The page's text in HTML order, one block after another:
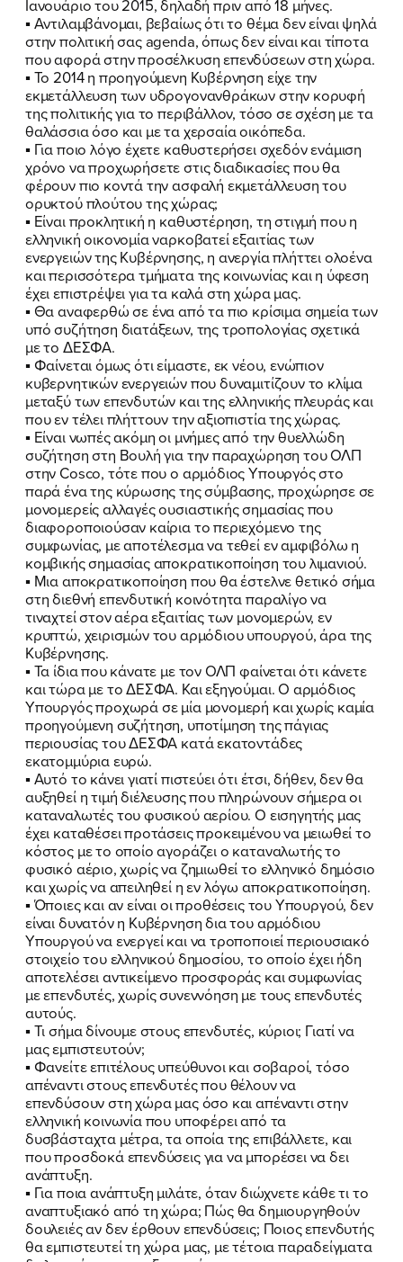
Ιανουάριο του 2015, δηλαδή πριν από 18 μήνες.
▪Αντιλαμβάνομαι, βεβαίως ότι το θέμα δεν είναι ψηλά
στην πολιτική σας agenda, όπως δεν είναι και τίποτα
που αφορά στην προσέλκυση επενδύσεων στη χώρα.
▪Το 2014 η προηγούμενη Κυβέρνηση είχε την
εκμετάλλευση των υδρογονανθράκων στην κορυφή
της πολιτικής για το περιβάλλον, τόσο σε σχέση με τα
θαλάσσια όσο και με τα χερσαία οικόπεδα.
▪ Για ποιο λόγο έχετε καθυστερήσει σχεδόν ενάμιση
χρόνο να προχωρήσετε στις διαδικασίες που θα
φέρουν πιο κοντά την ασφαλή εκμετάλλευση του
ορυκτού πλούτου της χώρας;
▪ Είναι προκλητική η καθυστέρηση, τη στιγμή που η
ελληνική οικονομία ναρκοβατεί εξαιτίας των
ενεργειών της Κυβέρνησης, η ανεργία πλήττει ολοένα
και περισσότερα τμήματα της κοινωνίας και η ύφεση
έχει επιστρέψει για τα καλά στη χώρα μας.
▪Θα αναφερθώ σε ένα από τα πιο κρίσιμα σημεία των
υπό συζήτηση διατάξεων, της τροπολογίας σχετικά
με το ΔΕΣΦΑ.
▪ Φαίνεται όμως ότι είμαστε, εκ νέου, ενώπιον
κυβερνητικών ενεργειών που δυναμιτίζουν το κλίμα
μεταξύ των επενδυτών και της ελληνικής πλευράς και
που εν τέλει πλήττουν την αξιοπιστία της χώρας.
▪ Είναι νωπές ακόμη οι μνήμες από την θυελλώδη
συζήτηση στη Βουλή για την παραχώρηση του ΟΛΠ
στην Cosco, τότε που ο αρμόδιος Υπουργός στο
παρά ένα της κύρωσης της σύμβασης, προχώρησε σε
μονομερείς αλλαγές ουσιαστικής σημασίας που
διαφοροποιούσαν καίρια το περιεχόμενο της
συμφωνίας, με αποτέλεσμα να τεθεί εν αμφιβόλω η
κομβικής σημασίας αποκρατικοποίηση του λιμανιού.
▪ Μια αποκρατικοποίηση που θα έστελνε θετικό σήμα
στη διεθνή επενδυτική κοινότητα παραλίγο να
τιναχτεί στον αέρα εξαιτίας των μονομερών, εν
κρυπτώ, χειρισμών του αρμόδιου υπουργού, άρα της
Κυβέρνησης.
▪Τα ίδια που κάνατε με τον ΟΛΠ φαίνεται ότι κάνετε
και τώρα με το ΔΕΣΦΑ. Και εξηγούμαι. Ο αρμόδιος
Υπουργός προχωρά σε μία μονομερή και χωρίς καμία
προηγούμενη συζήτηση, υποτίμηση της πάγιας
περιουσίας του ΔΕΣΦΑ κατά εκατοντάδες
εκατομμύρια ευρώ.
▪Αυτό το κάνει γιατί πιστεύει ότι έτσι, δήθεν, δεν θα
αυξηθεί η τιμή διέλευσης που πληρώνουν σήμερα οι
καταναλωτές του φυσικού αερίου. Ο εισηγητής μας
έχει καταθέσει προτάσεις προκειμένου να μειωθεί το
κόστος με το οποίο αγοράζει ο καταναλωτής το
φυσικό αέριο, χωρίς να ζημιωθεί το ελληνικό δημόσιο
και χωρίς να απειληθεί η εν λόγω αποκρατικοποίηση.
▪Όποιες και αν είναι οι προθέσεις του Υπουργού, δεν
είναι δυνατόν η Κυβέρνηση δια του αρμόδιου
Υπουργού να ενεργεί και να τροποποιεί περιουσιακό
στοιχείο του ελληνικού δημοσίου, το οποίο έχει ήδη
αποτελέσει αντικείμενο προσφοράς και συμφωνίας
με επενδυτές, χωρίς συνεννόηση με τους επενδυτές
αυτούς.
▪Τι σήμα δίνουμε στους επενδυτές, κύριοι; Γιατί να
μας εμπιστευτούν;
▪ Φανείτε επιτέλους υπεύθυνοι και σοβαροί, τόσο
απέναντι στους επενδυτές που θέλουν να
επενδύσουν στη χώρα μας όσο και απέναντι στην
ελληνική κοινωνία που υποφέρει από τα
δυσβάσταχτα μέτρα, τα οποία της επιβάλλετε, και
που προσδοκά επενδύσεις για να μπορέσει να δει
ανάπτυξη.
▪ Για ποια ανάπτυξη μιλάτε, όταν διώχνετε κάθε τι το
αναπτυξιακό από τη χώρα; Πώς θα δημιουργηθούν
δουλειές αν δεν έρθουν επενδύσεις; Ποιος επενδυτής
θα εμπιστευτεί τη χώρα μας, με τέτοια παραδείγματα